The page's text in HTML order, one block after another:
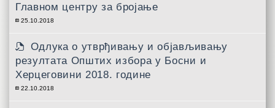
Главном центру за бројање
25.10.2018
Одлука о утврђивању и објављивању
резултата Општих избора у Босни и
Херцеговини 2018. године
22.10.2018